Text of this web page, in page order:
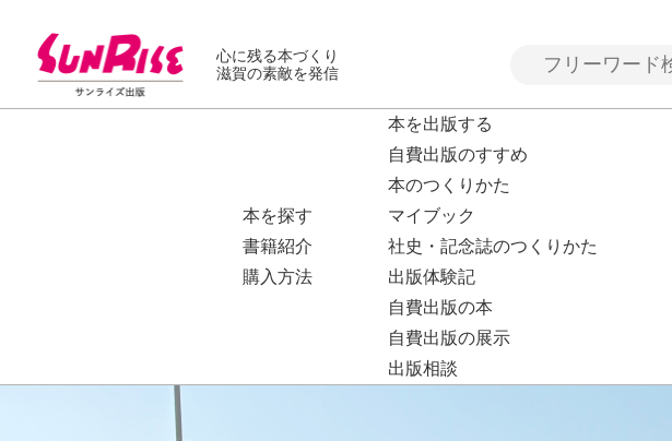
心に残る本づくり
滋賀の素敵を発信
本を探す
書籍紹介
購入方法
本を出版する
自費出版のすすめ
本のつくりかた
マイブック
社史・記念誌のつくりかた
出版体験記
自費出版の本
自費出版の展示
出版相談